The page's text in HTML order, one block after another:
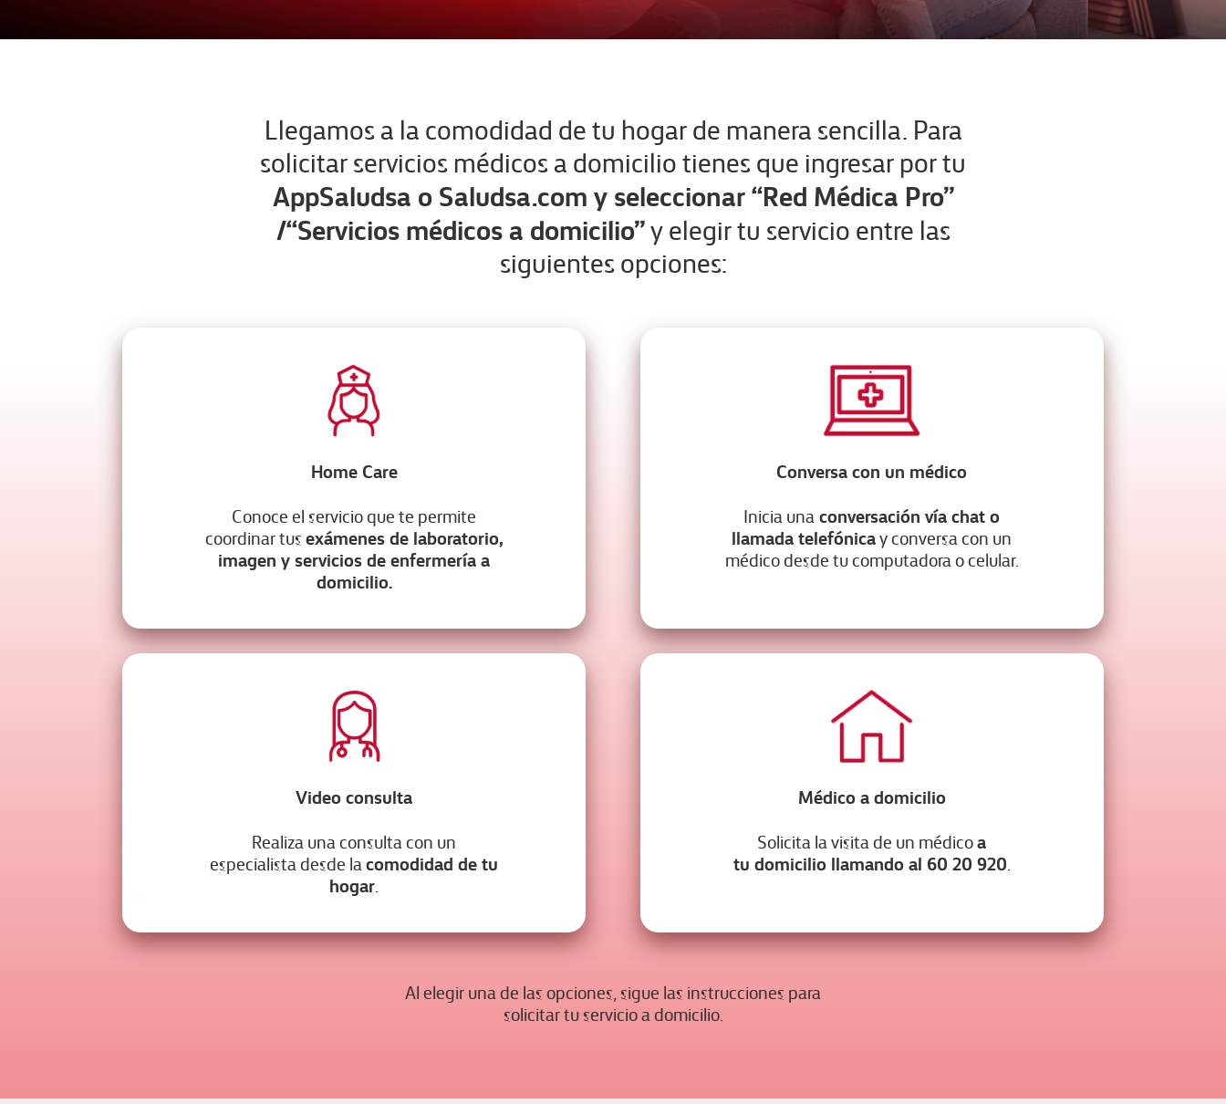
Llegamos a la comodidad de tu hogar de manera sencilla. Para
solicitar servicios médicos a domicilio tienes que ingresar por tu
AppSaludsa o Saludsa.com y seleccionar “Red Médica Pro”
/“Servicios médicos a domicilio”y elegir tu servicio entre las
siguientes opciones:
Home Care
Conoce el servicio que te permite
coordinar tusexámenes de laboratorio,
imagen y servicios de enfermería a
domicilio.
Conversa con un médico
Inicia unaconversación vía chat o
llamada telefónicay conversa con un
médico desde tu computadora o celular.
Video consulta
Realiza una consulta con un
especialista desde lacomodidad de tu
hogar
Médico a domicilio
Solicita la visita de un médicoa
tu domicilio llamando al 60 20 920
Al elegir una de las opciones, sigue las instrucciones para
solicitar tu servicio a domicilio.